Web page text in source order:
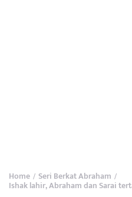
Home / Seri Berkat Abraham /
Ishak lahir, Abraham dan Sarai